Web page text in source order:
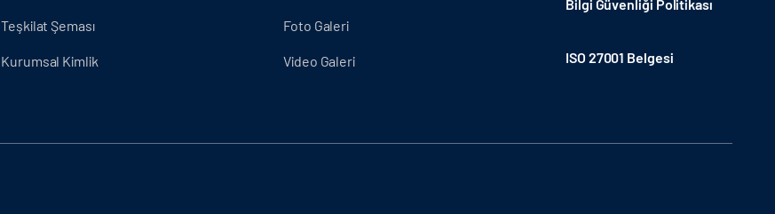
Teşkilat Şeması
Kurumsal Kimlik
Foto Galeri
Video Galeri
Bilgi Güvenliği Politikası
ISO 27001 Belgesi